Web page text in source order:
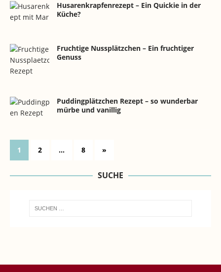
Husarenkrapfenrezept – Ein Quickie in der
Küche?
Fruchtige Nussplätzchen – Ein fruchtiger
Genuss
Puddingplätzchen Rezept – so wunderbar
mürbe und vanillig
1 2 … 8 »
SUCHE